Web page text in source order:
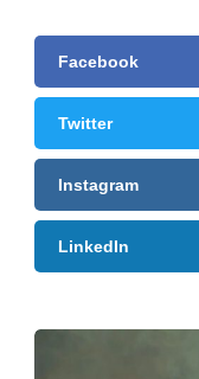
Facebook
Twitter
Instagram
LinkedIn